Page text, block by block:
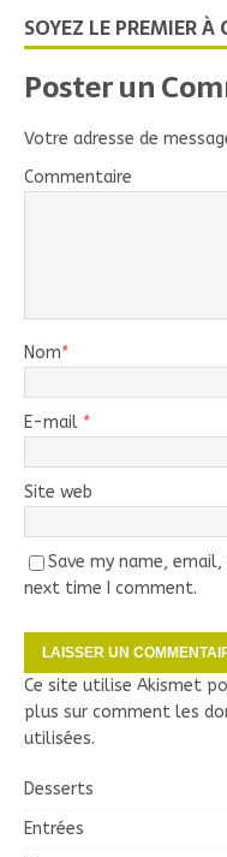
SOYEZ LE PREMIER
Poster un
Votre adresse de
Commentaire
Nom*
E-mail *
Site web
Save my name,
next time I comment.
Ce site utilise Akismet
plus sur comment les
utilisées.
Desserts
Entrées